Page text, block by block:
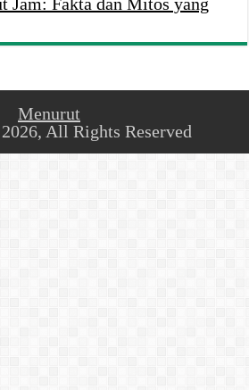
Menurut
All Rights Reserved